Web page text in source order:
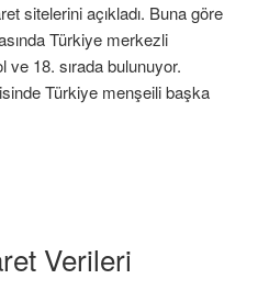
sitelerini açıkladı. Buna göre
Türkiye merkezli
18. sırada bulunuyor.
Türkiye menşeili başka
Verileri